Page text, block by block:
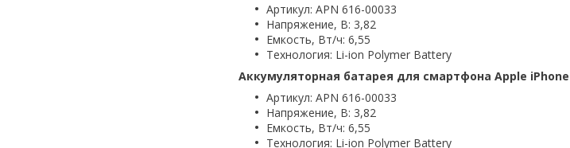
Артикул: APN 616-00033
Напряжение, В: 3,82
Емкость, Вт/ч: 6,55
Технология: Li-ion Polymer Battery
Аккумуляторная батарея для смартфона Apple iPhone
Артикул: APN 616-00033
Напряжение, В: 3,82
Емкость, Вт/ч: 6,55
Технология: Li-ion Polymer Battery